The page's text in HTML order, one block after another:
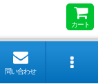
カート
問い合わせ